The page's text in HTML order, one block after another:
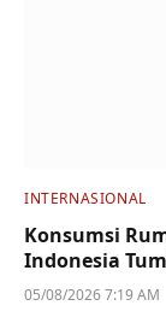
INTERNASIONAL
Konsumsi
Indonesia
05/08/2026 7:19 AM